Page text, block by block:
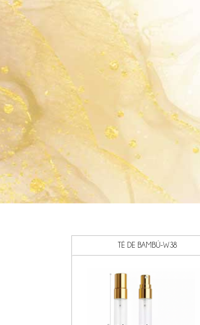
TÉ DE BAMBÚ-W38